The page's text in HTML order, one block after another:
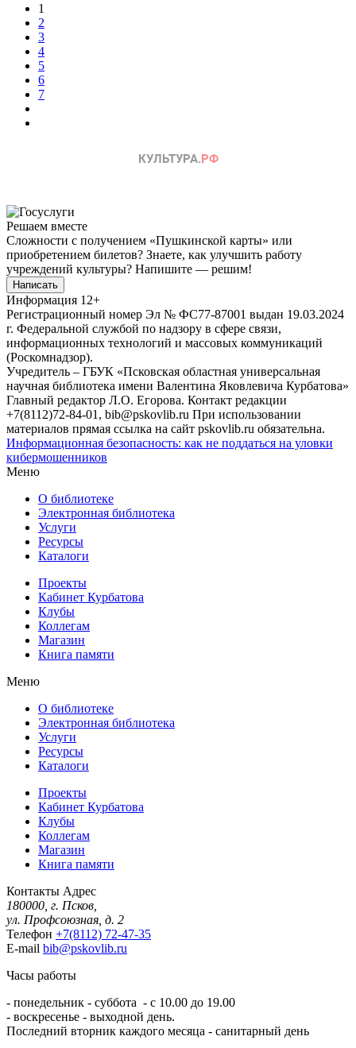
1
2
3
4
5
6
7
Решаем вместе
Сложности с получением «Пушкинской карты» или
приобретением билетов? Знаете, как улучшить работу
учреждений культуры? Напишите — решим!
Написать
Информация 12+
Регистрационный номер Эл № ФС77-87001 выдан 19.03.2024
г. Федеральной службой по надзору в сфере связи,
информационных технологий и массовых коммуникаций
(Роскомнадзор).
Учредитель – ГБУК «Псковская областная универсальная
научная библиотека имени Валентина Яковлевича Курбатова»
Главный редактор Л.О. Егорова. Контакт редакции
+7(8112)72-84-01, bib@pskovlib.ru При использовании
материалов прямая ссылка на сайт pskovlib.ru обязательна.
Информационная безопасность: как не поддаться на уловки
кибермошенников
Меню
О библиотеке
Электронная библиотека
Услуги
Ресурсы
Каталоги
Проекты
Кабинет Курбатова
Клубы
Коллегам
Магазин
Книга памяти
Меню
О библиотеке
Электронная библиотека
Услуги
Ресурсы
Каталоги
Проекты
Кабинет Курбатова
Клубы
Коллегам
Магазин
Книга памяти
Контакты Адрес
180000, г. Псков,
ул. Профсоюзная, д. 2
Телефон +7(8112) 72-47-35
E-mail bib@pskovlib.ru
Часы работы
- понедельник - суббота - с 10.00 до 19.00
- воскресенье - выходной день.
Последний вторник каждого месяца - санитарный день